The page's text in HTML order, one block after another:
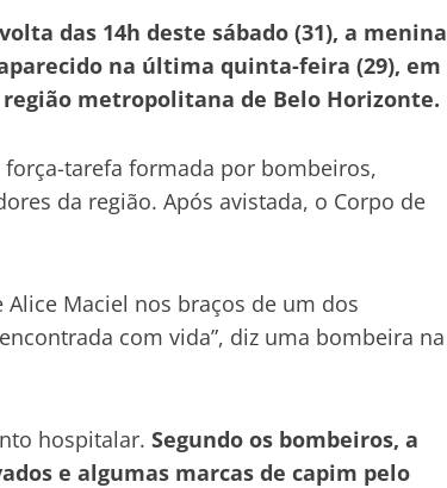
das 14h deste sábado (31), a menina
na última quinta-feira (29), em
metropolitana de Belo Horizonte.
tarefa formada por bombeiros,
da região. Após avistada, o Corpo de
Maciel nos braços de um dos
com vida”, diz uma bombeira na
hospitalar. Segundo os bombeiros, a
e algumas marcas de capim pelo